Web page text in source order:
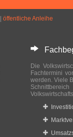
öffentliche Anleihe
Die
Fachtermini
werden. Viele